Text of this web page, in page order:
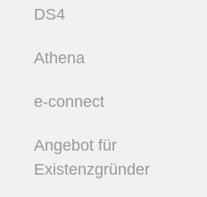
DS4
Athena
e-connect
Angebot für
Existenzgründer